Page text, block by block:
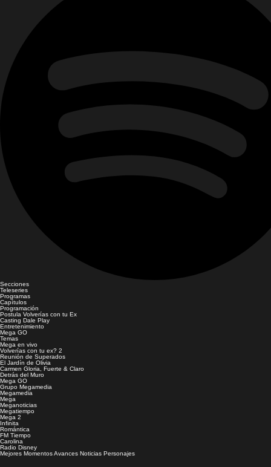
Secciones
Teleseries
Programas
Capítulos
Programación
Postula Volverías con tu Ex
Casting Dale Play
Entretenimiento
Mega GO
Temas
Mega en vivo
Volverías con tu ex? 2
Reunión de Superados
El Jardín de Olivia
Carmen Gloria, Fuerte & Claro
Detrás del Muro
Mega GO
Grupo Megamedia
Megamedia
Mega
Meganoticias
Megatiempo
Mega 2
Infinita
Romántica
FM Tiempo
Carolina
Radio Disney
Mejores MomentosAvances Noticias Personajes